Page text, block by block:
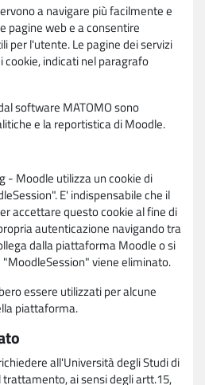
a navigare più facilmente e
pagine web e a consentire
per l'utente. Le pagine dei servizi
indicati nel paragrafo
software MATOMO sono
e la reportistica di Moodle.
- Moodle utilizza un cookie di
E' indispensabile che il
accettare questo cookie al fine di
autenticazione navigando tra
dalla piattaforma Moodle o si
viene eliminato.
essere utilizzati per alcune
piattaforma.
all'Università degli Studi di
ai sensi degli artt.15,